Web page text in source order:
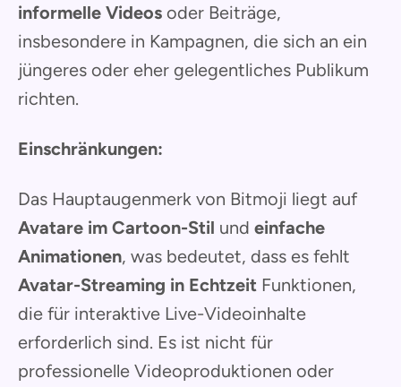
informelle Videos oder Beiträge,
insbesondere in Kampagnen, die sich an ein
jüngeres oder eher gelegentliches Publikum
richten.
Einschränkungen:
Das Hauptaugenmerk von Bitmoji liegt auf
Avatare im Cartoon-Stil und einfache
Animationen, was bedeutet, dass es fehlt
Avatar-Streaming in Echtzeit Funktionen,
die für interaktive Live-Videoinhalte
erforderlich sind. Es ist nicht für
professionelle Videoproduktionen oder